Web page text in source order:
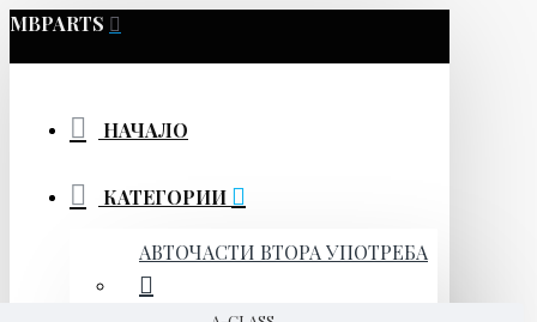
MBPARTS
НАЧАЛО
КАТЕГОРИИ
АВТОЧАСТИ ВТОРА УПОТРЕБА